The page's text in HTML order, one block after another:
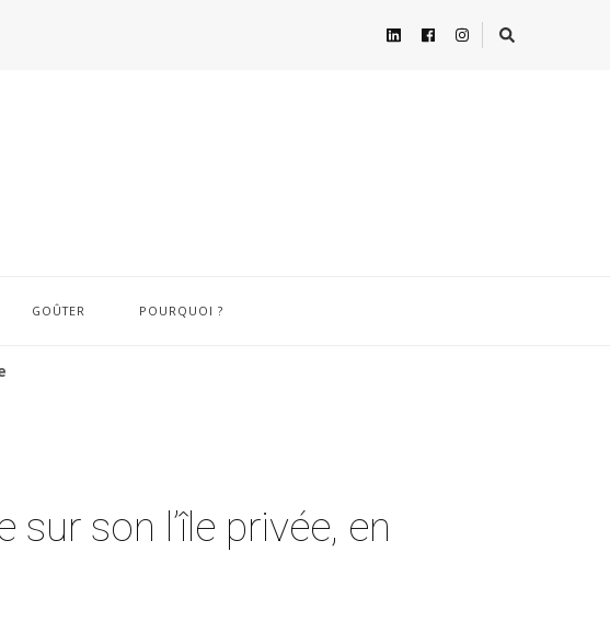
GOÛTER POURQUOI ?
son l’île privée, en